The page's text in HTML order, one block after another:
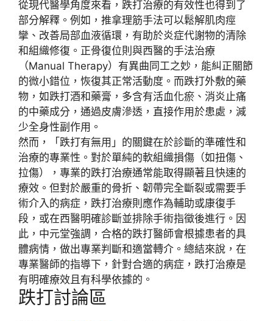
從現代醫學角度來看，跌打治療的有效性也得到了
部分解釋。例如， 推拿理筋手法可以鬆解肌肉痙
攣 、 改善局部血液循環 ，有助於炎症代謝物的清除
和組織修復。 正骨復位則與西醫的手法治療
（Manual Therapy）有異曲同工之妙，能糾正關節
的微小錯位，恢復其正常活動度。而跌打外敷的藥
物，如跌打酒和 藥膏 ，多含有活血化瘀、消炎止痛
的中藥成分，通過皮膚滲透，直接作用於患處，減
少全身性副作用。
然而，「 跌打有無用 」的關鍵在於診斷的準確性和
治療的專業性 。對於單純的軟組織損傷 （如扭傷、
拉傷），專業的跌打治療通常能取得顯著且快速的
療效。但對於嚴重的骨折、韌帶完全斷裂或需要手
術介入的病症，跌打治療則應作為輔助或康復手
段，或在西醫明確診斷並排除手術指徵後進行。因
此， 中元堂強調，合格的跌打醫師會根據患者的具
體病情，做出專業判斷和適當轉介 。總結來說，在
專業醫師的指導下，針對合適的病症，跌打治療是
有明確療效且有科學依據的。
跌打討論區